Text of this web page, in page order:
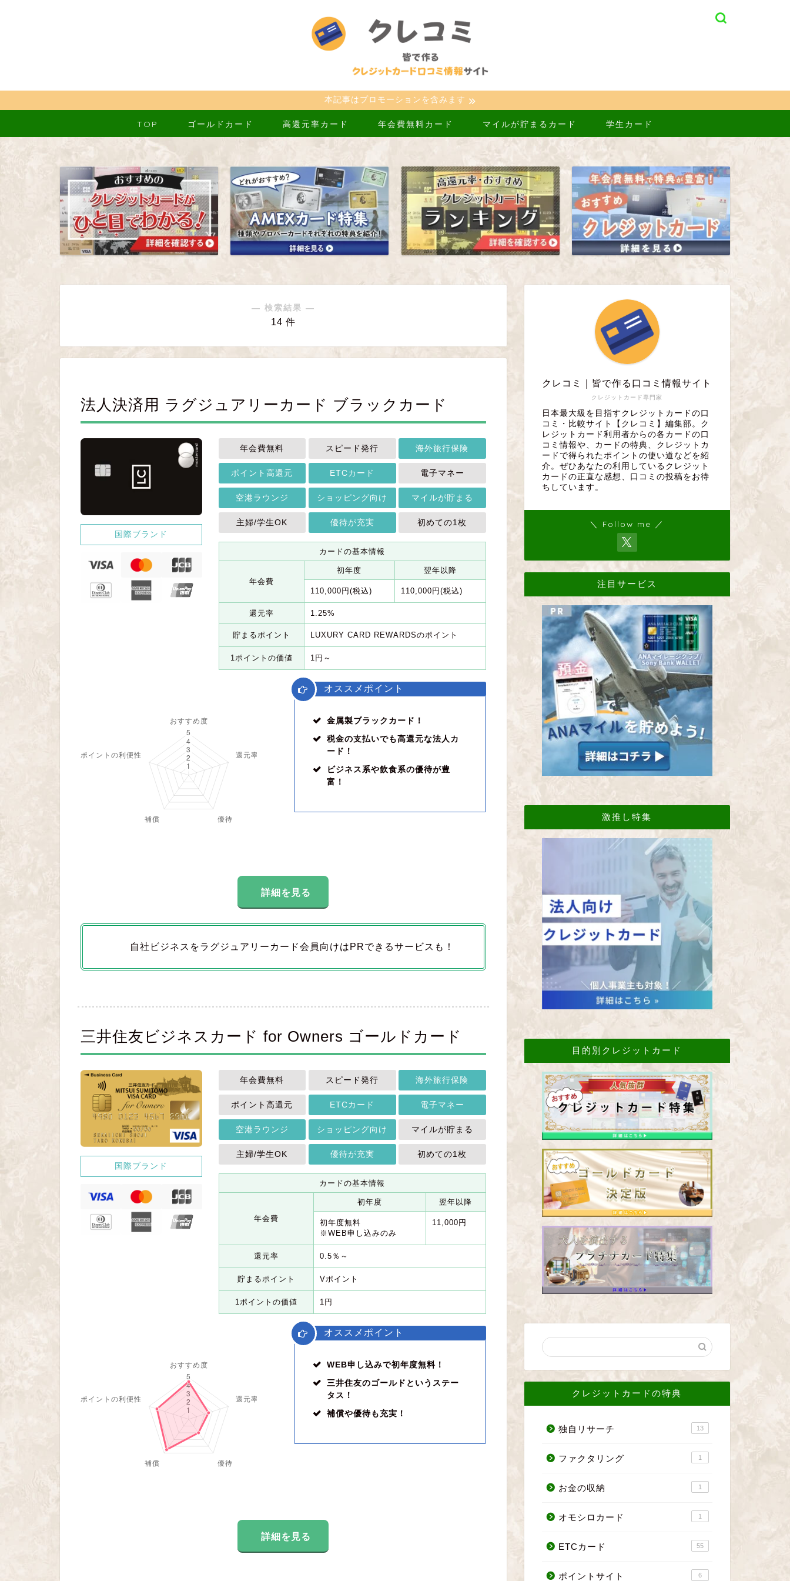
本記事はプロモーションを含みます
TOP ゴールドカード 高還元率カード 年会費無料カード マイルが貯まるカード 学生カード
― 検索結果 ―
14 件
法人決済用 ラグジュアリーカード ブラックカード
国際ブランド
年会費無料 スピード発行 海外旅行保険
ポイント高還元 ETCカード 電子マネー
空港ラウンジ ショッピング向け マイルが貯まる
主婦/学生OK 優待が充実 初めての1枚
カードの基本情報
年会費
初年度 翌年以降
110,000円(税込) 110,000円(税込)
還元率 1.25%
貯まるポイント LUXURY CARD REWARDSのポイント
1ポイントの価値 1円～
オススメポイント
金属製ブラックカード！
税金の支払いでも高還元な法人カ
ード！
ビジネス系や飲食系の優待が豊
富！
詳細を見る
自社ビジネスをラグジュアリーカード会員向けはPRできるサービスも！
三井住友ビジネスカード for Owners ゴールドカード
国際ブランド
年会費無料 スピード発行 海外旅行保険
ポイント高還元 ETCカード 電子マネー
空港ラウンジ ショッピング向け マイルが貯まる
主婦/学生OK 優待が充実 初めての1枚
カードの基本情報
年会費
初年度 翌年以降
初年度無料
※WEB申し込みのみ
11,000円
還元率 0.5％～
貯まるポイント Vポイント
1ポイントの価値 1円
オススメポイント
WEB申し込みで初年度無料！
三井住友のゴールドというステー
タス！
補償や優待も充実！
詳細を見る
クレジットカード専門家
クレコミ｜皆で作る口コミ情報サイト
日本最大級を目指すクレジットカードの口
コミ・比較サイト【クレコミ】編集部。ク
レジットカード利用者からの各カードの口
コミ情報や、カードの特典、クレジットカ
ードで得られたポイントの使い道などを紹
介。ぜひあなたの利用しているクレジット
カードの正直な感想、口コミの投稿をお待
ちしています。
＼ Follow me ／
注目サービス
激推し特集
目的別クレジットカード
クレジットカードの特典
独自リサーチ 13
ファクタリング 1
お金の収納 1
オモシロカード 1
ETCカード 55
ポイントサイト 6